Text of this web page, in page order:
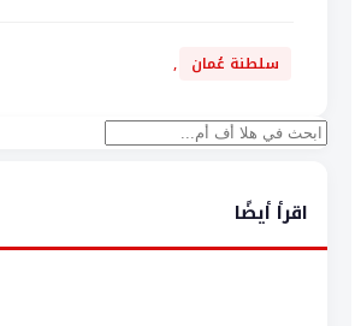
سلطنة عُمان ,
بحث
اقرأ أيضًا